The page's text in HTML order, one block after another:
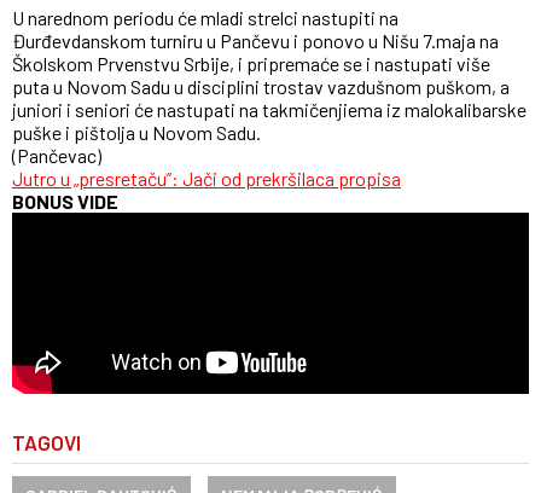
U narednom periodu će mladi strelci nastupiti na
Đurđevdanskom turniru u Pančevu i ponovo u Nišu 7.maja na
Školskom Prvenstvu Srbije, i pripremaće se i nastupati više
puta u Novom Sadu u disciplini trostav vazdušnom puškom, a
juniori i seniori će nastupati na takmičenjiema iz malokalibarske
puške i pištolja u Novom Sadu.
(Pančevac)
Jutro u „presretaču”: Jači od prekršilaca propisa
BONUS VIDE
TAGOVI